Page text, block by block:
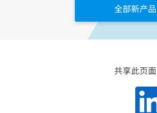
全部新产品
共享此页面